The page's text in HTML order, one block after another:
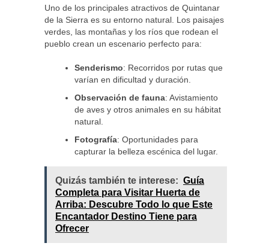
Uno de los principales atractivos de Quintanar
de la Sierra es su entorno natural. Los paisajes
verdes, las montañas y los ríos que rodean el
pueblo crean un escenario perfecto para:
Senderismo: Recorridos por rutas que
varían en dificultad y duración.
Observación de fauna: Avistamiento
de aves y otros animales en su hábitat
natural.
Fotografía: Oportunidades para
capturar la belleza escénica del lugar.
Quizás también te interese: Guía
Completa para Visitar Huerta de
Arriba: Descubre Todo lo que Este
Encantador Destino Tiene para
Ofrecer